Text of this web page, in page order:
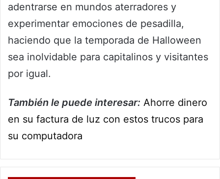
adentrarse en mundos aterradores y
experimentar emociones de pesadilla,
haciendo que la temporada de Halloween
sea inolvidable para capitalinos y visitantes
por igual.
También le puede interesar: Ahorre dinero
en su factura de luz con estos trucos para
su computadora